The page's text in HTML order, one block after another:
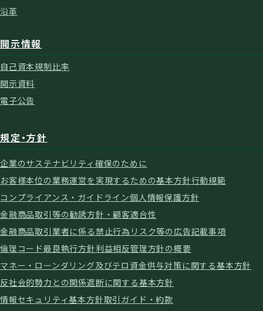
沿革
開示情報
自己資本規制比率
開示資料
電子公告
規定・方針
企業のサステナビリティ確保のために
お客様本位の業務運営を実現するための基本方針行動規範
コンプライアンス・ガイドライン個人情報保護方針
金融商品取引等の勧誘方針・顧客適合性
金融商品取引業者に係る禁止行為 リスク等の広告記載事項
倫理コード最良執行方針利益相反管理方針の概要
マネー・ローンダリング及びテロ資金供与対策に関する基本方針
反社会的勢力との関係遮断に関する基本方針
情報セキュリティ基本方針取引ガイド・約款